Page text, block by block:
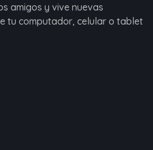
amigos y vive nuevas
tu computador, celular o tablet